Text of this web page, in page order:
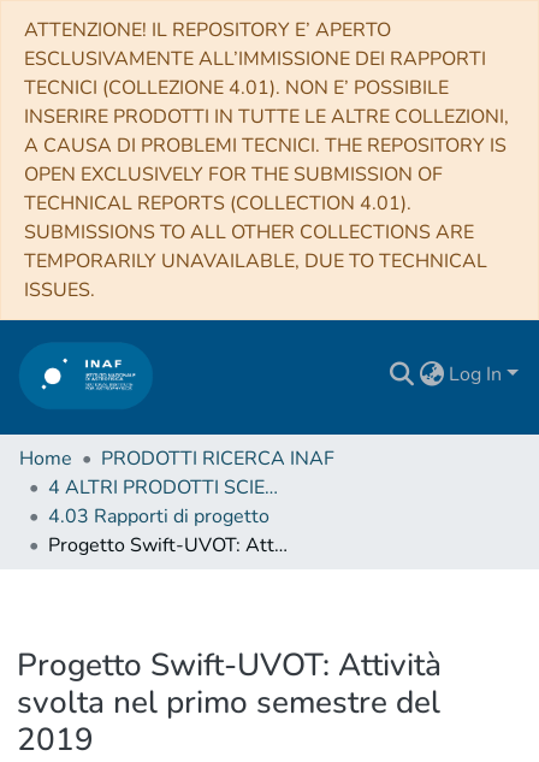
ATTENZIONE! IL REPOSITORY E’ APERTO
ESCLUSIVAMENTE ALL’IMMISSIONE DEI RAPPORTI
TECNICI (COLLEZIONE 4.01). NON E’ POSSIBILE
INSERIRE PRODOTTI IN TUTTE LE ALTRE COLLEZIONI,
A CAUSA DI PROBLEMI TECNICI. THE REPOSITORY IS
OPEN EXCLUSIVELY FOR THE SUBMISSION OF
TECHNICAL REPORTS (COLLECTION 4.01).
SUBMISSIONS TO ALL OTHER COLLECTIONS ARE
TEMPORARILY UNAVAILABLE, DUE TO TECHNICAL
ISSUES.
Log In
Home
PRODOTTI RICERCA INAF
4 ALTRI PRODOTTI SCIENTIFICI (Other scientific products)
4.03 Rapporti di progetto
Progetto Swift-UVOT: Attività svolta nel primo semestre del 2019
Progetto Swift-UVOT: Attività
svolta nel primo semestre del
2019